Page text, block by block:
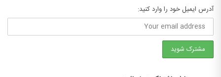
آدرس ایمیل خود را وارد کنید: